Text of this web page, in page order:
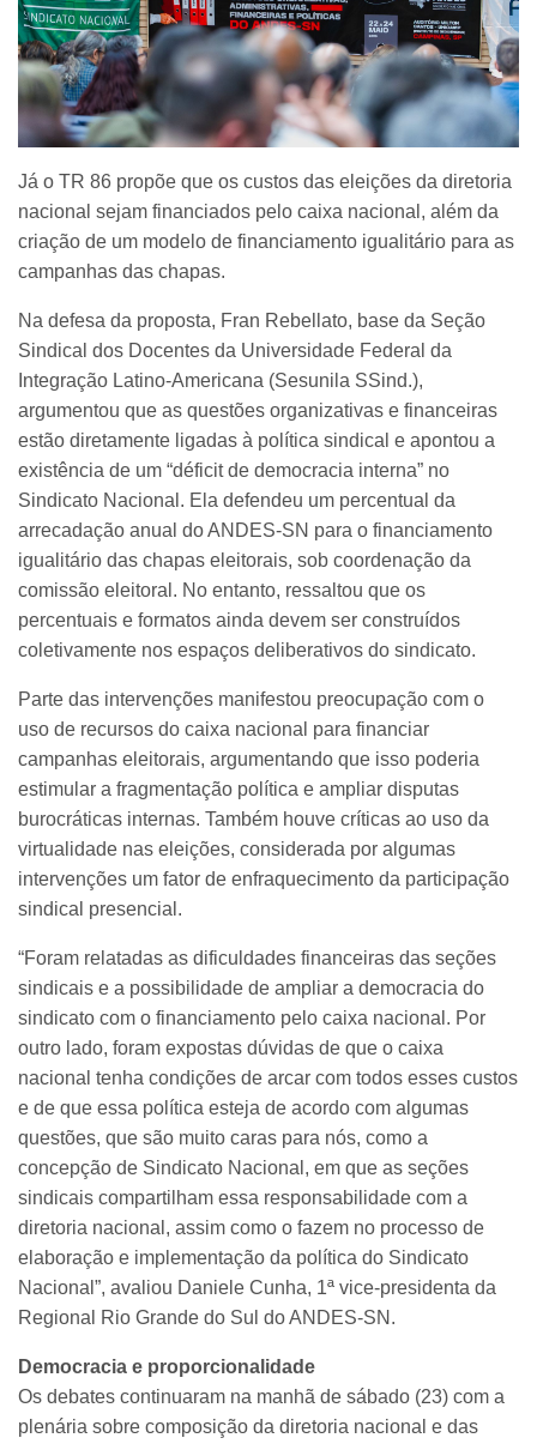
Já o TR 86 propõe que os custos das eleições da diretoria
nacional sejam financiados pelo caixa nacional, além da
criação de um modelo de financiamento igualitário para as
campanhas das chapas.
Na defesa da proposta, Fran Rebellato, base da Seção
Sindical dos Docentes da Universidade Federal da
Integração Latino-Americana (Sesunila SSind.),
argumentou que as questões organizativas e financeiras
estão diretamente ligadas à política sindical e apontou a
existência de um “déficit de democracia interna” no
Sindicato Nacional. Ela defendeu um percentual da
arrecadação anual do ANDES-SN para o financiamento
igualitário das chapas eleitorais, sob coordenação da
comissão eleitoral. No entanto, ressaltou que os
percentuais e formatos ainda devem ser construídos
coletivamente nos espaços deliberativos do sindicato.
Parte das intervenções manifestou preocupação com o
uso de recursos do caixa nacional para financiar
campanhas eleitorais, argumentando que isso poderia
estimular a fragmentação política e ampliar disputas
burocráticas internas. Também houve críticas ao uso da
virtualidade nas eleições, considerada por algumas
intervenções um fator de enfraquecimento da participação
sindical presencial.
“Foram relatadas as dificuldades financeiras das seções
sindicais e a possibilidade de ampliar a democracia do
sindicato com o financiamento pelo caixa nacional. Por
outro lado, foram expostas dúvidas de que o caixa
nacional tenha condições de arcar com todos esses custos
e de que essa política esteja de acordo com algumas
questões, que são muito caras para nós, como a
concepção de Sindicato Nacional, em que as seções
sindicais compartilham essa responsabilidade com a
diretoria nacional, assim como o fazem no processo de
elaboração e implementação da política do Sindicato
Nacional”, avaliou Daniele Cunha, 1ª vice-presidenta da
Regional Rio Grande do Sul do ANDES-SN.
Democracia e proporcionalidade
Os debates continuaram na manhã de sábado (23) com a
plenária sobre composição da diretoria nacional e das